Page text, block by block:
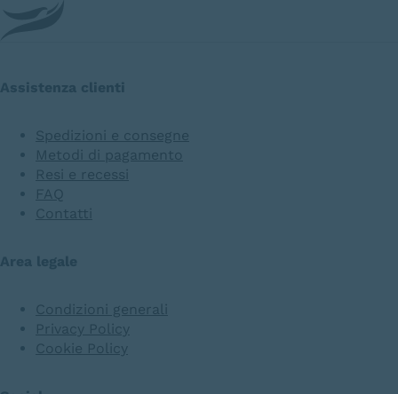
Assistenza clienti
Spedizioni e consegne
Metodi di pagamento
Resi e recessi
FAQ
Contatti
Area legale
Condizioni generali
Privacy Policy
Cookie Policy